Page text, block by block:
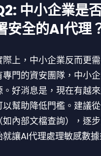
中小企業是
安全的AI代理
際上，中小企業反而更
專門的資安團隊，中小
。好消息是，現在有越
以幫助降低門檻。建議
（如內部文檔查詢），逐
就讓AI代理處理敏感數